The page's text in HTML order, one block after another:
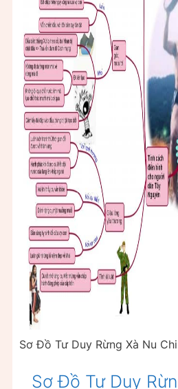
Sơ Đồ Tư Duy Rừng Xà Nu
Sơ Đồ Tư Duy